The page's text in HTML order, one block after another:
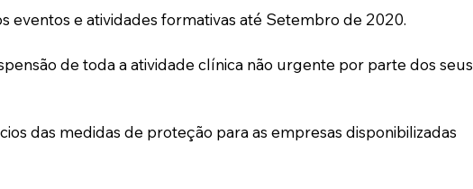
eventos e atividades formativas até Setembro de 2020.
de toda a atividade clínica não urgente por parte dos seus
das medidas de proteção para as empresas disponibilizadas